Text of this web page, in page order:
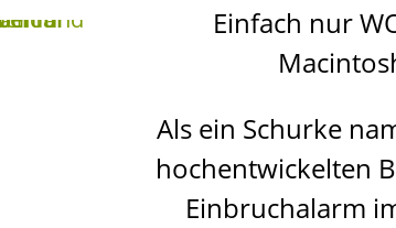
Einfach nur
Als ein Schurke
hochentwickelten
Einbruchalarm